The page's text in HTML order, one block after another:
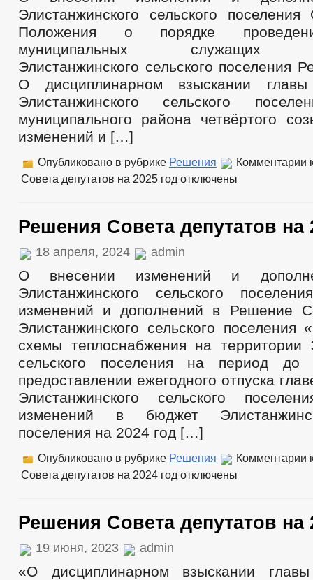
Элистанжинского сельского
Положения о порядке
муниципальных служащих
Элистанжинского сельского
О дисциплинарном взыскании главы
Элистанжинского сельского
муниципального района четвёртого
изменений и […]
Опубликовано в рубрике Решения Комментарии
Совета депутатов на 2025 год отключены
Решения Совета депутатов на
18 апреля, 2024 admin
О внесении изменений и
Элистанжинского сельского
изменений и дополнений в Решение
Элистанжинского сельского поселения
схемы теплоснабжения на территории
сельского поселения на период
предоставлении ежегодного отпуска
Элистанжинского сельского
изменений в бюджет
поселения на 2024 год […]
Опубликовано в рубрике Решения Комментарии
Совета депутатов на 2024 год отключены
Решения Совета депутатов на
19 июня, 2023 admin
«О дисциплинарном взыскании главы